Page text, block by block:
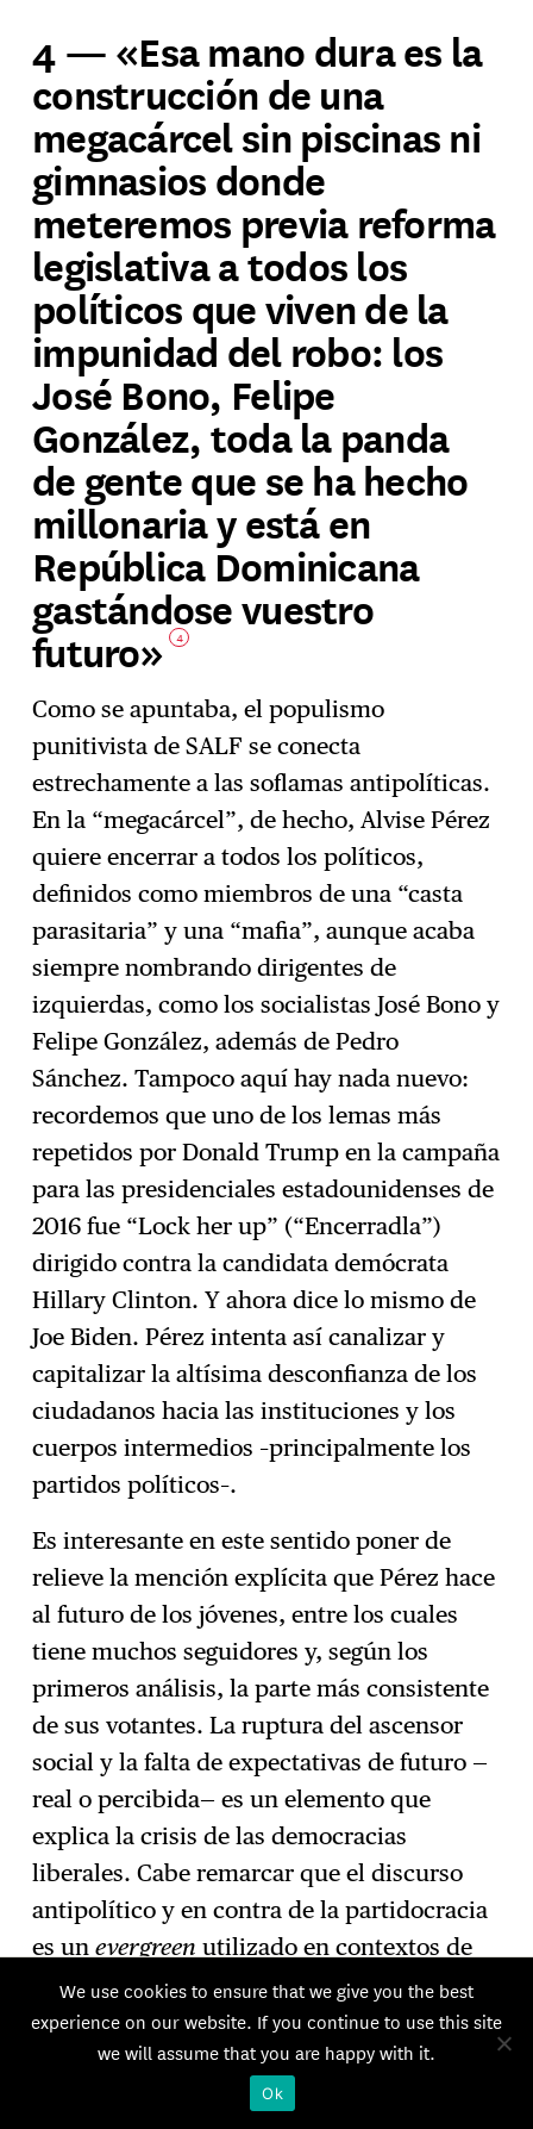
4 — «Esa mano dura es la
construcción de una
megacárcel sin piscinas ni
gimnasios donde
meteremos previa reforma
legislativa a todos los
políticos que viven de la
impunidad del robo: los
José Bono, Felipe
González, toda la panda
de gente que se ha hecho
millonaria y está en
República Dominicana
gastándose vuestro
futuro» 4
Como se apuntaba, el populismo
punitivista de SALF se conecta
estrechamente a las soflamas antipolíticas.
En la “megacárcel”, de hecho, Alvise Pérez
quiere encerrar a todos los políticos,
definidos como miembros de una “casta
parasitaria” y una “mafia”, aunque acaba
siempre nombrando dirigentes de
izquierdas, como los socialistas José Bono y
Felipe González, además de Pedro
Sánchez. Tampoco aquí hay nada nuevo:
recordemos que uno de los lemas más
repetidos por Donald Trump en la campaña
para las presidenciales estadounidenses de
2016 fue “Lock her up” (“Encerradla”)
dirigido contra la candidata demócrata
Hillary Clinton. Y ahora dice lo mismo de
Joe Biden. Pérez intenta así canalizar y
capitalizar la altísima desconfianza de los
ciudadanos hacia las instituciones y los
cuerpos intermedios –principalmente los
partidos políticos–.
Es interesante en este sentido poner de
relieve la mención explícita que Pérez hace
al futuro de los jóvenes, entre los cuales
tiene muchos seguidores y, según los
primeros análisis, la parte más consistente
de sus votantes. La ruptura del ascensor
social y la falta de expectativas de futuro —
real o percibida— es un elemento que
explica la crisis de las democracias
liberales. Cabe remarcar que el discurso
antipolítico y en contra de la partidocracia
es unevergreen utilizado en contextos de
crisis por la mayoría de los nuevos partidos
con el objetivo de hacerse un hueco en el
sistema político. Basta pensar en los casos
y Bolsonaro en Brasil,
We use cookies to ensure that we give you the best
experience on our website. If you continue to use this site
we will assume that you are happy with it.
Ok